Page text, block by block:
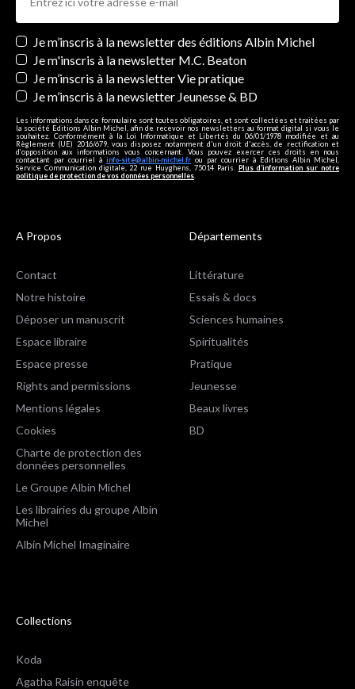
Newsletters
Je m’inscris à la newsletter des éditions Albin Michel
Je m'inscris à la newsletter M.C. Beaton
Je m’inscris à la newsletter Vie pratique
Je m’inscris à la newsletter Jeunesse & BD
Les informations dans ce formulaire sont toutes obligatoires, et sont collectées et traitées par
la société Editions Albin Michel, afin de recevoir nos newsletters au format digital si vous le
souhaitez. Conformément à la Loi Informatique et Libertés du 06/01/1978 modifiée et au
Règlement (UE) 2016/679, vous disposez notamment d'un droit d'accès, de rectification et
d’opposition aux informations vous concernant. Vous pouvez exercer ces droits en nous
contactant par courriel à info-site@albin-michel.fr ou par courrier à Editions Albin Michel,
Service Communication digitale, 22 rue Huyghens, 75014 Paris. Plus d’information sur notre
politique de protection de vos données personnelles
A Propos
Contact
Notre histoire
Déposer un manuscrit
Espace libraire
Espace presse
Rights and permissions
Mentions légales
Cookies
Charte de protection des
données personnelles
Le Groupe Albin Michel
Les librairies du groupe Albin
Michel
Albin Michel Imaginaire
Départements
Littérature
Essais & docs
Sciences humaines
Spiritualités
Pratique
Jeunesse
Beaux livres
BD
Collections
Koda
Agatha Raisin enquête